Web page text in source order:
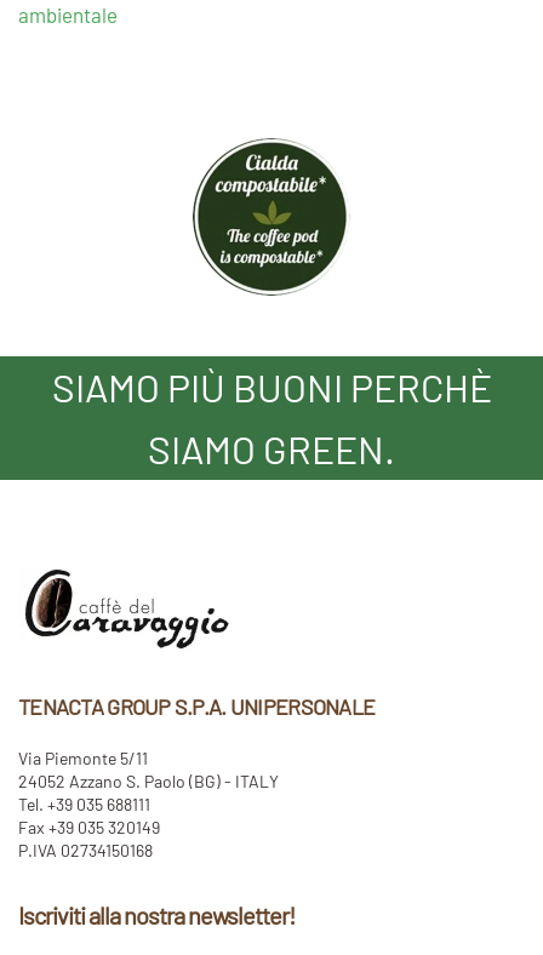
ambientale
SIAMO PIÙ BUONI PERCHÈ
SIAMO GREEN.
TENACTA GROUP S.P.A. UNIPERSONALE
Via Piemonte 5/11
24052 Azzano S. Paolo (BG) - ITALY
Tel. +39 035 688111
Fax +39 035 320149
P.IVA 02734150168
Iscriviti alla nostra newsletter!